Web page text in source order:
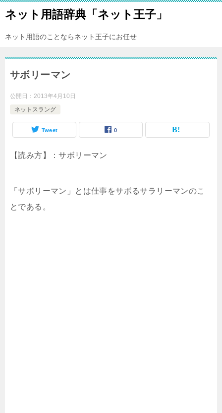
ネット用語辞典「ネット王子」
ネット用語のことならネット王子にお任せ
サボリーマン
公開日： 2013年4月10日
ネットスラング
Tweet 0
【読み方】：サボリーマン
「サボリーマン」とは仕事をサボるサラリーマンのこ
とである。